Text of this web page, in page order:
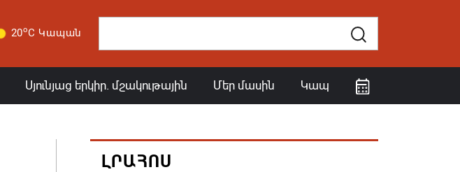
20oC Կապան
Սյունյաց երկիր. մշակութային Մեր մասին Կապ
ԼՐԱՀՈՍ